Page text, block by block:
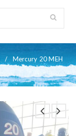
/
Mercury 20 MEH